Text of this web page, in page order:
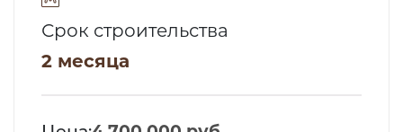
Срок строительства
2 месяца